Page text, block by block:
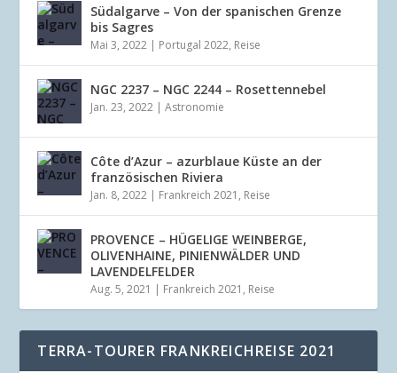
Südalgarve – Von der spanischen Grenze
bis Sagres
Mai 3, 2022 | Portugal 2022, Reise
NGC 2237 – NGC 2244 – Rosettennebel
Jan. 23, 2022 |Astronomie
Côte d’Azur – azurblaue Küste an der
französischen Riviera
Jan. 8, 2022 | Frankreich 2021 , Reise
PROVENCE – HÜGELIGE WEINBERGE,
OLIVENHAINE, PINIENWÄLDER UND
LAVENDELFELDER
Aug. 5, 2021 | Frankreich 2021 , Reise
TERRA-TOURER FRANKREICHREISE 2021